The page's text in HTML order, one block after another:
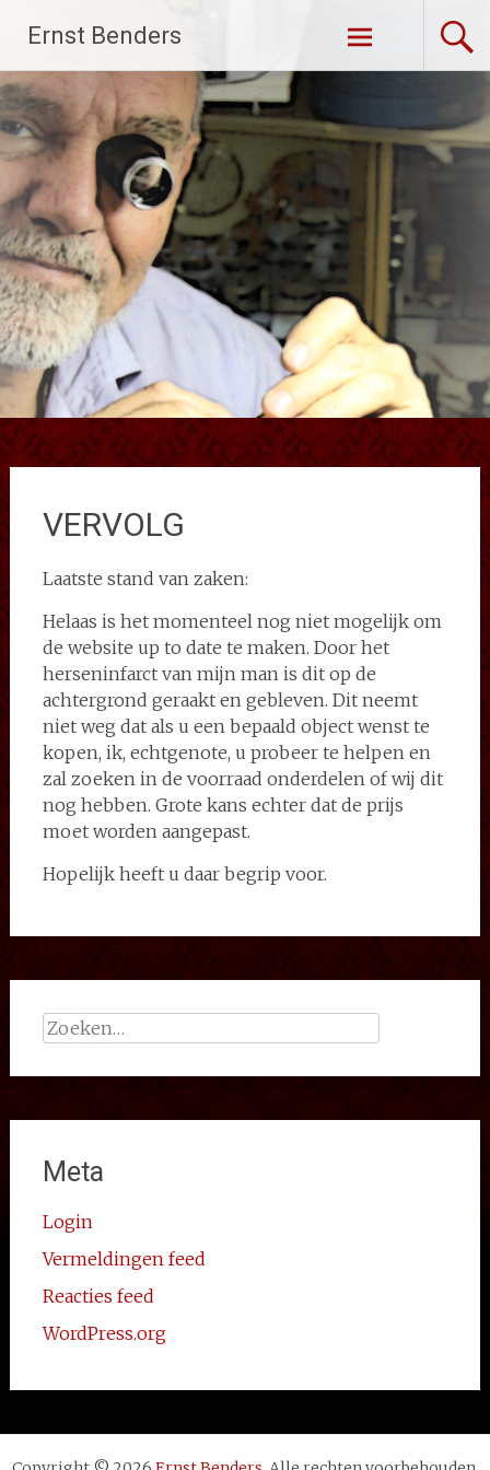
naar
de
inhoud
Ernst Benders
VERVOLG
Laatste stand van zaken:
Helaas is het momenteel nog niet mogelijk om
de website up to date te maken. Door het
herseninfarct van mijn man is dit op de
achtergrond geraakt en gebleven. Dit neemt
niet weg dat als u een bepaald object wenst te
kopen, ik, echtgenote, u probeer te helpen en
zal zoeken in de voorraad onderdelen of wij dit
nog hebben. Grote kans echter dat de prijs
moet worden aangepast.
Hopelijk heeft u daar begrip voor.
Zoeken
Meta
Login
Vermeldingen feed
Reacties feed
WordPress.org